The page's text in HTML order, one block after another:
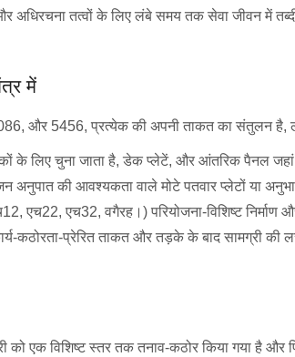
और अधिरचना तत्वों के लिए लंबे समय तक सेवा जीवन में
में
और 5456, प्रत्येक की अपनी ताकत का संतुलन है,
लिए चुना जाता है, डेक प्लेटें, और आंतरिक पैनल जहां
की आवश्यकता वाले मोटे पतवार प्लेटों या
एच22, एच32, वगैरह।) परियोजना-विशिष्ट
प्रेरित ताकत और तड़के के बाद सामग्री की
को एक विशिष्ट स्तर तक तनाव-कठोर किया गया है और